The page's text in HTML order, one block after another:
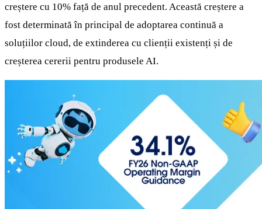
creștere cu 10% față de anul precedent. Această creștere a
fost determinată în principal de adoptarea continuă a
soluțiilor cloud, de extinderea cu clienții existenți și de
creșterea cererii pentru produsele AI.